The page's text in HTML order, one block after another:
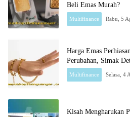
Beli Emas Murah?
Multifinance
Harga Emas
Perubahan, Simak
Multifinance
Kisah Mengharukan